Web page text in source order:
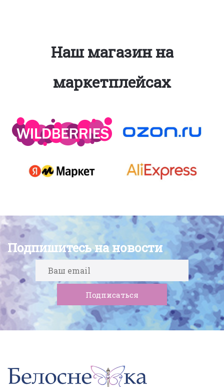
Наш магазин на
маркетплейсах
Подпишитесь на новости